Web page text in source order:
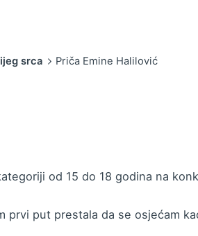
srca Priča Emine Halilović
od 15 do 18 godina na
prvi put prestala da se osjećam